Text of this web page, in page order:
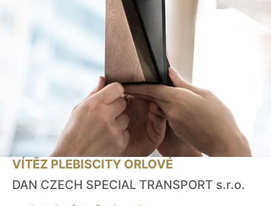
VÍTĚZ PLEBISCITY ORLOVÉ
DAN CZECH SPECIAL TRANSPORT s.r.o.